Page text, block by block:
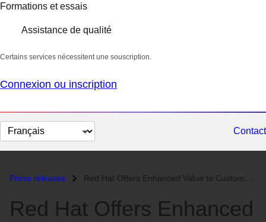
Formations et essais
Assistance de qualité
Certains services nécessitent une souscription.
Connexion ou inscription
Changer
la
Contact
Press releases Red Hat Offers Enhanced Value to Customers with Red Hat Enterprise Lin...
Red Hat Offers Enhanced